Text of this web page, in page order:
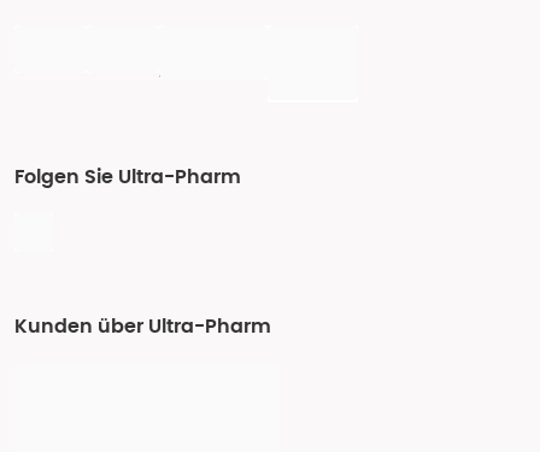
Folgen Sie Ultra-Pharm
Kunden über Ultra-Pharm